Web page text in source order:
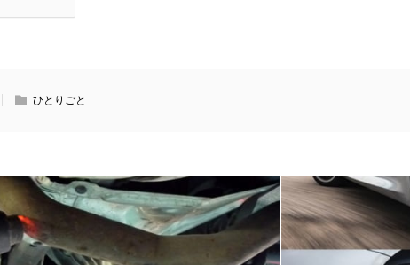
ひとりごと